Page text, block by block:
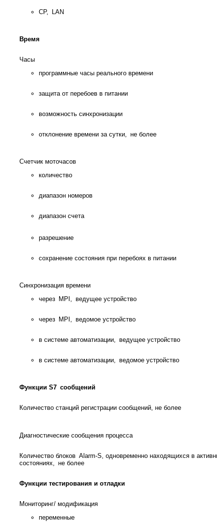
CP, LAN
Время
Часы
программные часы реального времени
защита от перебоев в питании
возможность синхронизации
отклонение времени за сутки, не более
Счетчик моточасов
количество
диапазон номеров
диапазон счета
разрешение
сохранение состояния при перебоях в питании
Синхронизация времени
через MPI, ведущее устройство
через MPI, ведомое устройство
в системе автоматизации, ведущее устройство
в системе автоматизации, ведомое устройство
Функции S7 сообщений
Количество станций регистрации сообщений, не более
Диагностические сообщения процесса
Количество блоков Alarm-S, одновременно находящихся в
состояниях, не более
Функции тестирования и отладки
Мониторинг/ модификация
переменные